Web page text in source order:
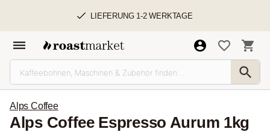
LIEFERUNG 1-2 WERKTAGE
Alps Coffee
Alps Coffee Espresso Aurum 1kg